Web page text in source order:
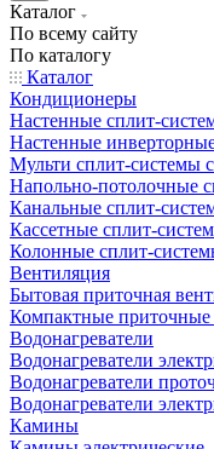
Каталог
По всему сайту
По каталогу
Каталог
Кондиционеры
Настенные сплит-
Настенные
Мульти сплит-системы
Напольно-потолочные
Канальные сплит-
Кассетные сплит-
Колонные сплит-
Вентиляция
Бытовая приточная
Компактные приточные
Водонагреватели
Водонагреватели
Водонагреватели
Водонагреватели
Камины